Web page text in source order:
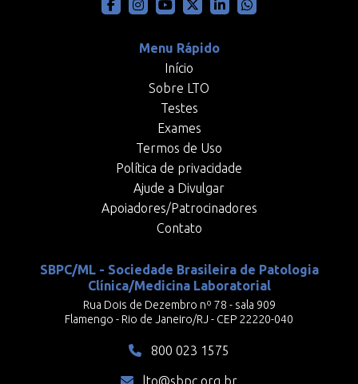
Menu Rápido
Início
Sobre LTO
Testes
Exames
Termos de Uso
Política de privacidade
Ajude a Divulgar
Apoiadores/Patrocinadores
Contato
SBPC/ML - Sociedade Brasileira de Patologia
Clínica/Medicina Laboratorial
Rua Dois de Dezembro nº 78 - sala 909
Flamengo - Rio de Janeiro/RJ - CEP 22220-040
800 023 1575
lto@sbpc.org.br